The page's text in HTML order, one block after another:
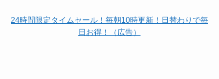
24時間限定タイムセール！毎朝10時更新！日替わりで毎
日お得！（広告）